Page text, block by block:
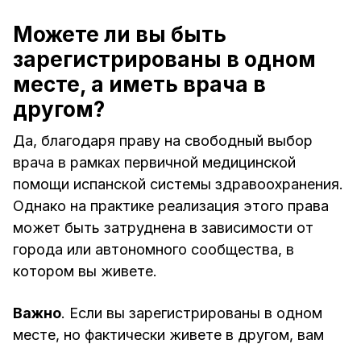
Можете ли вы быть
зарегистрированы в одном
месте, а иметь врача в
другом?
Да, благодаря праву на свободный выбор
врача в рамках первичной медицинской
помощи испанской системы здравоохранения.
Однако на практике реализация этого права
может быть затруднена в зависимости от
города или автономного сообщества, в
котором вы живете.
Важно. Если вы зарегистрированы в одном
месте, но фактически живете в другом, вам